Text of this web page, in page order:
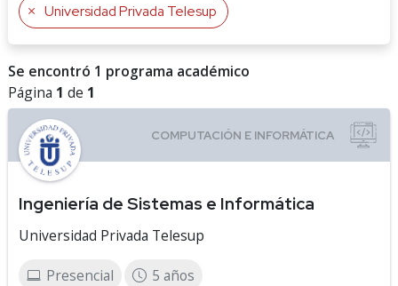
Universidad Privada Telesup
Se encontró 1 programa académico
Página 1 de 1
Ingeniería de Sistemas e Informática
Universidad Privada Telesup
Presencial 5 años